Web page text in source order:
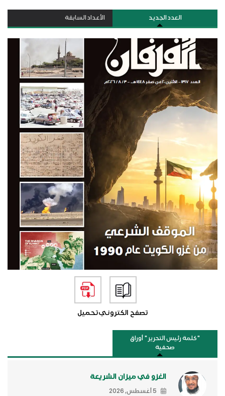
العدد الجديد الأعداد السابقة
تصفح الكترونيتحميل
"كلمة رئيس التحرير " أوراق
صحفية
الغزو في ميزان الشريعة
5 أغسطس, 2026